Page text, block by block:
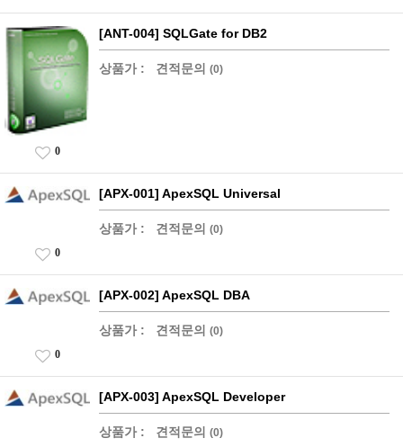
[ANT-004] SQLGate for DB2
상품가 : 견적문의 (0)
0
[APX-001] ApexSQL Universal
상품가 : 견적문의 (0)
0
[APX-002] ApexSQL DBA
상품가 : 견적문의 (0)
0
[APX-003] ApexSQL Developer
상품가 : 견적문의 (0)